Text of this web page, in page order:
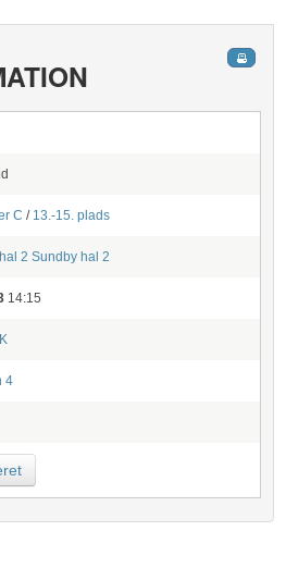
C/ 13.-15. plads
2 Sundby hal 2
14:15
4